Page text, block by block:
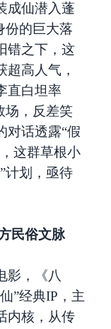
成仙潜入蓬
份的巨大落
错之下，这
高人气，
直白坦率
场，反差笑
对话透露“假
这群草根小
计划，亟待
民俗文脉
影，《八
”经典IP，主
内核，从传